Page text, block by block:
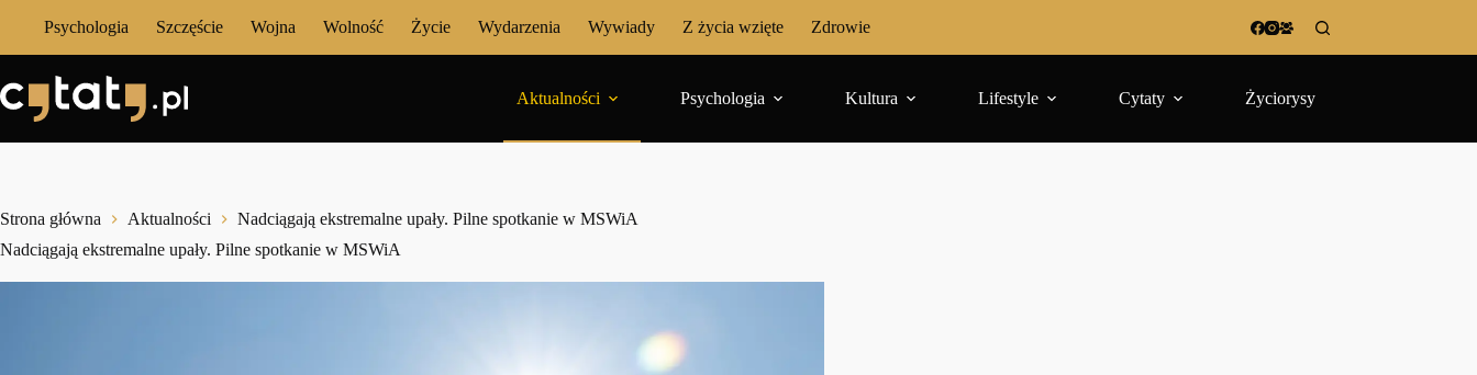
Psychologia Szczęście Wojna Wolność Życie Wydarzenia Wywiady Z życia wzięte Zdrowie
Aktualności Psychologia Kultura Lifestyle Cytaty Życiorysy
Strona główna Aktualności
Nadciągają ekstremalne upały. Pilne spotkanie w MSWiA
Nadciągają ekstremalne upały. Pilne spotkanie w MSWiA